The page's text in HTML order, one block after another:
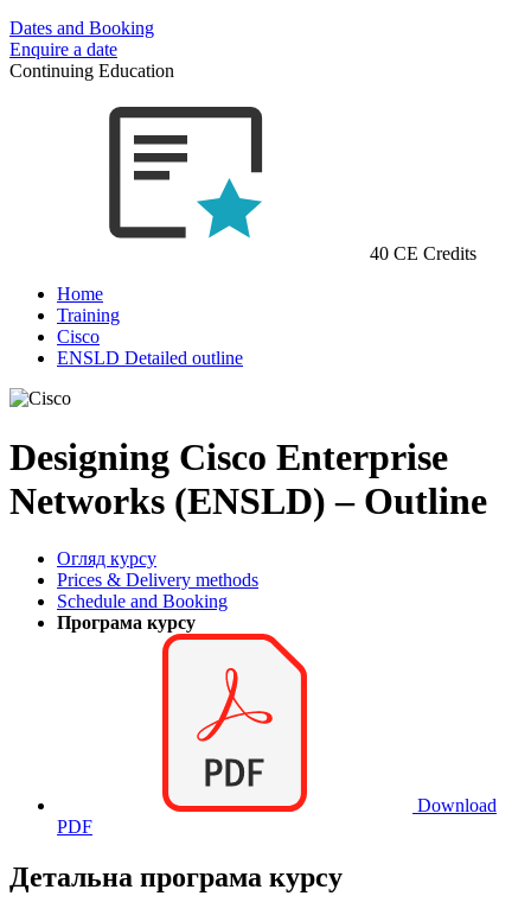
Dates and Booking
Enquire a date
Continuing Education
40 CE Credits
Home
Training
Cisco
ENSLD Detailed outline
Designing Cisco Enterprise
Networks (ENSLD) – Outline
Огляд курсу
Prices & Delivery methods
Schedule and Booking
Програма курсу
Download
PDF
Детальна програма курсу